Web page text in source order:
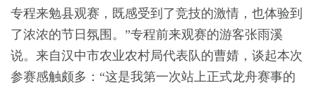
专程来勉县观赛，既感受到了竞技的激情，也体验到
了浓浓的节日氛围。”专程前来观赛的游客张雨溪
说。来自汉中市农业农村局代表队的曹婧，谈起本次
参赛感触颇多：“这是我第一次站上正式龙舟赛事的